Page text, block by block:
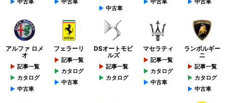
中古車
中古車
中古車
中古車
中古車
アルファ ロメ
オ
記事一覧
カタログ
中古車
フェラーリ
記事一覧
カタログ
中古車
DSオートモビ
ルズ
記事一覧
カタログ
マセラティ
記事一覧
カタログ
中古車
ランボルギー
ニ
記事一覧
カタログ
中古車